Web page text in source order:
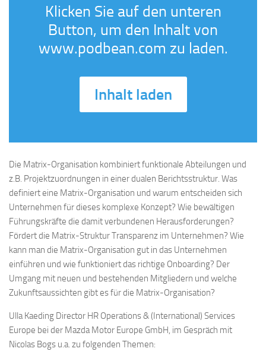
Klicken Sie auf den unteren
Button, um den Inhalt von
www.podbean.com zu laden.
Inhalt laden
Die Matrix-Organisation kombiniert funktionale Abteilungen und
z.B. Projektzuordnungen in einer dualen Berichtsstruktur. Was
definiert eine Matrix-Organisation und warum entscheiden sich
Unternehmen für dieses komplexe Konzept? Wie bewältigen
Führungskräfte die damit verbundenen Herausforderungen?
Fördert die Matrix-Struktur Transparenz im Unternehmen? Wie
kann man die Matrix-Organisation gut in das Unternehmen
einführen und wie funktioniert das richtige Onboarding? Der
Umgang mit neuen und bestehenden Mitgliedern und welche
Zukunftsaussichten gibt es für die Matrix-Organisation?
Ulla Kaeding Director HR Operations & (International) Services
Europe bei der Mazda Motor Europe GmbH, im Gespräch mit
Nicolas Bogs u.a. zu folgenden Themen: